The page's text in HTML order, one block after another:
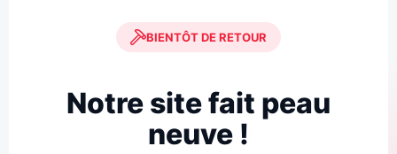
BIENTÔT DE RETOUR
Notre site fait peau
neuve !